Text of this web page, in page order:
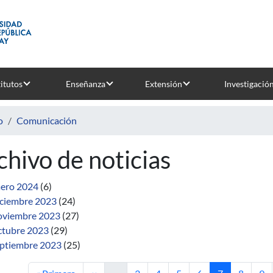
Enseñanza Extensión Investigación
Comunicación
de noticias
2024 (6)
2023 (24)
2023 (27)
2023 (29)
2023 (25)